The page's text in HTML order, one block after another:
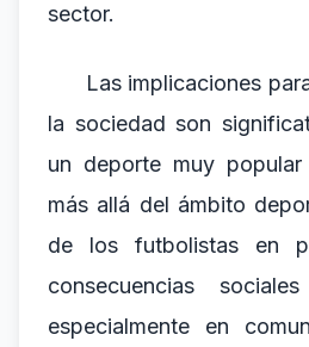
sector.
Las implicaciones
la sociedad son
un deporte muy
más allá del ámbito
de los futbolistas en
consecuencias
especialmente en